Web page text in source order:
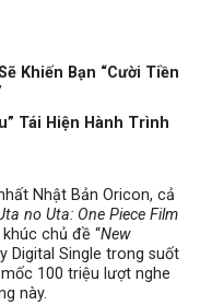
Khiến Bạn “Cười Tiền
Tái Hiện Hành Trình
Nhật Bản Oricon, cả
no Uta: One Piece Film
chủ đề “New
Digital Single trong suốt
100 triệu lượt nghe
này.